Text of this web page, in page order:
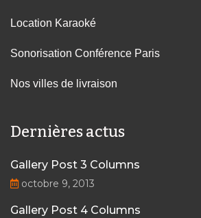
Location Karaoké
Sonorisation Conférence Paris
Nos villes de livraison
Dernières actus
Gallery Post 3 Columns
octobre 9, 2013
Gallery Post 4 Columns